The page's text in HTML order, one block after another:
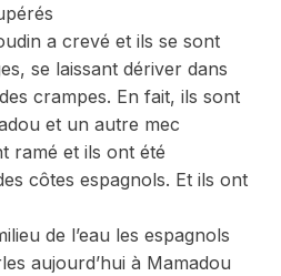
a crevé et ils se sont
se laissant dériver dans
crampes. En fait, ils sont
et un autre mec
ramé et ils ont été
côtes espagnols. Et ils ont
de l’eau les espagnols
aujourd’hui à Mamadou